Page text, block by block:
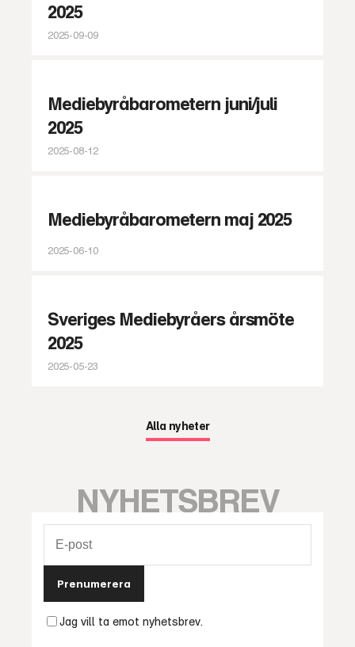
2025
2025-09-09
Mediebyråbarometern juni/juli
2025
2025-08-12
Mediebyråbarometern maj 2025
2025-06-10
Sveriges Mediebyråers årsmöte
2025
2025-05-23
Alla nyheter
NYHETSBREV
Prenumerera
Jag vill ta emot nyhetsbrev.